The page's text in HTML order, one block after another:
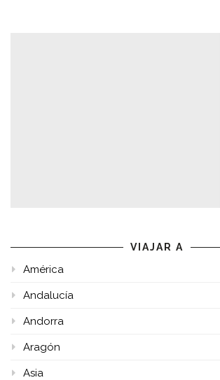
VIAJAR A
América
Andalucía
Andorra
Aragón
Asia